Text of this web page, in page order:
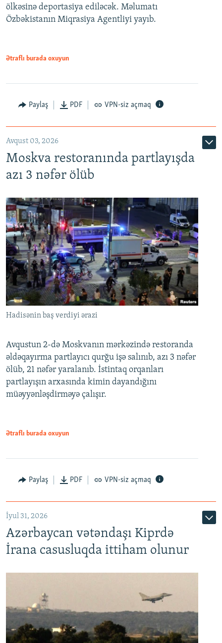
ölkəsinə deportasiya ediləcək. Məlumatı
Özbəkistanın Miqrasiya Agentliyi yayıb.
Ətraflı burada oxuyun
Paylaş PDF VPN-siz açmaq
Avqust 03, 2026
Moskva restoranında partlayışda
azı 3 nəfər ölüb
Hadisənin baş verdiyi ərazi
Avqustun 2-də Moskvanın mərkəzində restoranda
əldəqayırma partlayıcı qurğu işə salınıb, azı 3 nəfər
ölüb, 21 nəfər yaralanıb. İstintaq orqanları
partlayışın arxasında kimin dayandığını
müəyyənləşdirməyə çalışır.
Ətraflı burada oxuyun
Paylaş PDF VPN-siz açmaq
İyul 31, 2026
Azərbaycan vətəndaşı Kiprdə
İrana casusluqda ittiham olunur